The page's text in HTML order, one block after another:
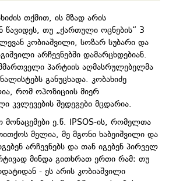
თქმით, ის მზად არის
წავიდეს, თუ „ქართული ოცნების“ 3
კობიაშვილი, სოზარ სუბარი და
არჩევნებში დამარცხდებიან.
მმართველი პარტიის აღმასრულებელმა
განუცხადა. კობახიძე
რომ ოპოზიციის მიერ
კვლევების შედეგები მცდარია.
მონაცემები ე.წ. IPSOS-ის, რომელთა
მელია, მე მგონი ხაბეიშვილი და
არჩევნებს და თან იგებენ პირველ
მინდა გითხრათ ერთი რამ: თუ
- ეს არის კობიაშვილი